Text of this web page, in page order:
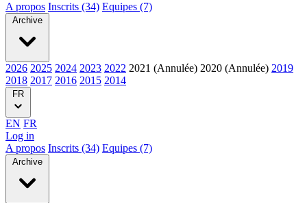
A propos Inscrits (34) Equipes (7)
Archive
2026 2025 2024 2023 2022 2021 (Annulée) 2020 (Annulée) 2019
2018 2017 2016 2015 2014
FR
EN FR
Log in
A propos Inscrits (34) Equipes (7)
Archive